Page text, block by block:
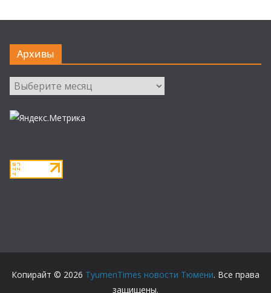
Архивы
Архивы
Копирайт © 2026 TyumenTimes новости Тюмени. Все права
защищены.